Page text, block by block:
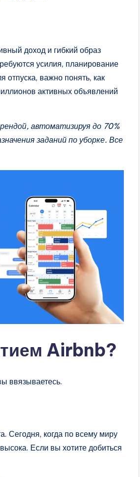
доход и гибкий образ
усилия, планирование
важно понять, как
активных объявлений
автоматизируя до 70%
заданий по уборке. Все
Airbnb?
ввязываетесь.
Сегодня, когда по всему миру
Если вы хотите добиться